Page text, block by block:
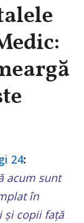
24:
acum sunt
în
și copii față